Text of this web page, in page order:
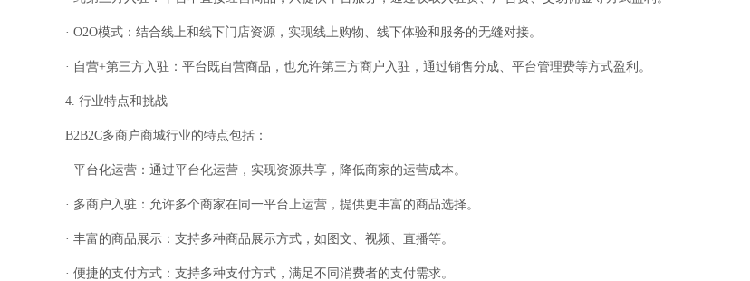
· O2O模式：结合线上和线下门店资源，实现线上购物、线下体验和服务的无缝对接。
· 自营+第三方入驻：平台既自营商品，也允许第三方商户入驻，通过销售分成、平台管理费等方式盈利。
4. 行业特点和挑战
B2B2C多商户商城行业的特点包括：
· 平台化运营：通过平台化运营，实现资源共享，降低商家的运营成本。
· 多商户入驻：允许多个商家在同一平台上运营，提供更丰富的商品选择。
· 丰富的商品展示：支持多种商品展示方式，如图文、视频、直播等。
· 便捷的支付方式：支持多种支付方式，满足不同消费者的支付需求。